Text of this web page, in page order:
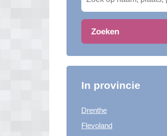
Zoeken
In provincie
Drenthe
Flevoland